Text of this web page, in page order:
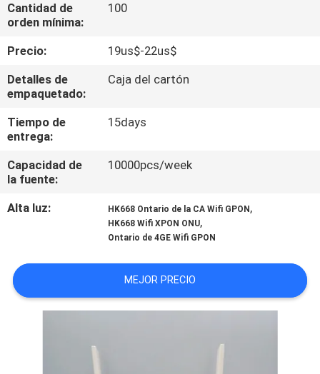
CONTROL
CALIDAD
ÉNTRENOS
EN
CONTACTO
CON
CITA
Cantidad de
orden mínima:
100
Precio:
19us$-22us$
Detalles de
empaquetado:
Caja del cartón
Tiempo de
entrega:
15days
Capacidad de
la fuente:
10000pcs/week
Alta luz: HK668 Ontario de la CA Wifi GPON ,
HK668 Wifi XPON ONU,
Ontario de 4GE Wifi GPON
MEJOR PRECIO